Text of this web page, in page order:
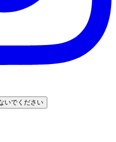
いでください